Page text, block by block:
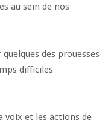
au sein de nos
des prouesses
difficiles
voix et les actions de